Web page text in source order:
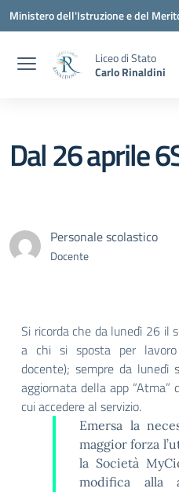
Vai ai contenuti
Vai al menu di navigazione
Vai al footer
Ministero dell'Istruzione e del
Liceo di Stato
Carlo Rinaldini
Dal 26 aprile
Personale scolastico
Docente
Si ricorda che da lunedì 26 il
a chi si sposta per
docente); sempre da lunedì
aggiornata della app “Atma”
cui accedere al servizio.
Emersa la
maggior forza
la Società
modifica alla